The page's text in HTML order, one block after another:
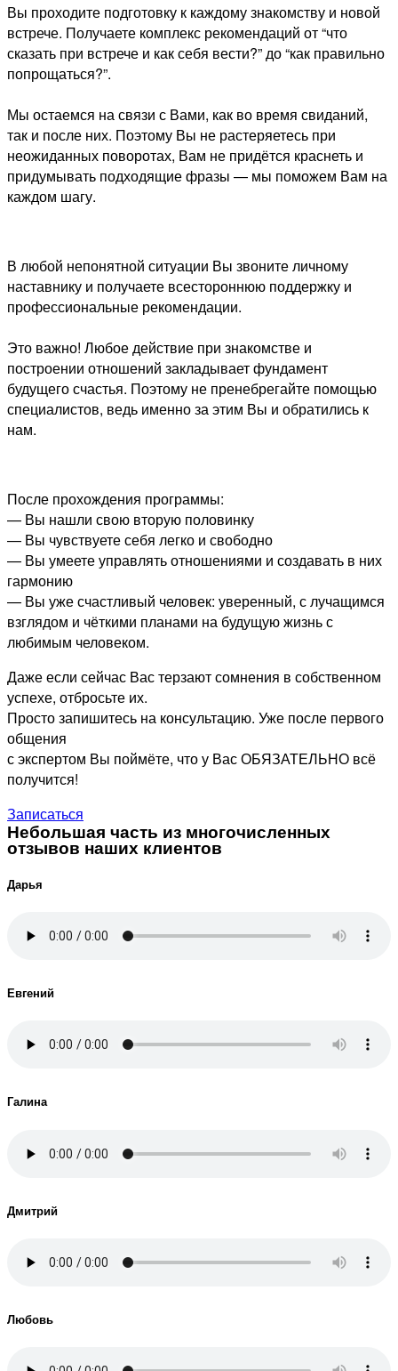
Вы проходите подготовку к каждому знакомству и новой
встрече. Получаете комплекс рекомендаций от “что
сказать при встрече и как себя вести?” до “как правильно
попрощаться?”.
Мы остаемся на связи с Вами, как во время свиданий,
так и после них. Поэтому Вы не растеряетесь при
неожиданных поворотах, Вам не придётся краснеть и
придумывать подходящие фразы — мы поможем Вам на
каждом шагу.
В любой непонятной ситуации Вы звоните личному
наставнику и получаете всестороннюю поддержку и
профессиональные рекомендации.
Это важно! Любое действие при знакомстве и
построении отношений закладывает фундамент
будущего счастья. Поэтому не пренебрегайте помощью
специалистов, ведь именно за этим Вы и обратились к
нам.
После прохождения программы:
— Вы нашли свою вторую половинку
— Вы чувствуете себя легко и свободно
— Вы умеете управлять отношениями и создавать в них
гармонию
— Вы уже счастливый человек: уверенный, с лучащимся
взглядом и чёткими планами на будущую жизнь с
любимым человеком.
Даже если сейчас Вас терзают сомнения в собственном
успехе, отбросьте их.
Просто запишитесь на консультацию. Уже после первого
общения
с экспертом Вы поймёте, что у Вас ОБЯЗАТЕЛЬНО всё
получится!
Записаться
Небольшая часть из многочисленных
отзывов наших клиентов
Дарья
Евгений
Галина
Дмитрий
Любовь